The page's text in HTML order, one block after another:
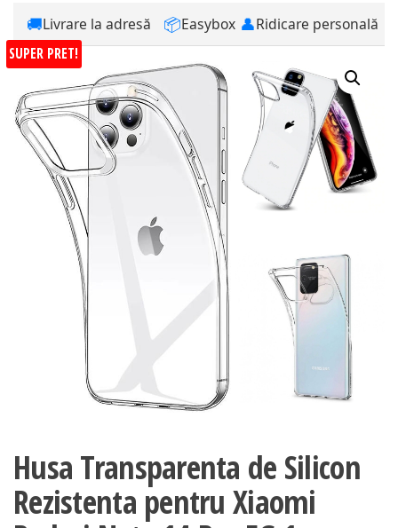
🚚Livrare la adresă 📦Easybox 👤Ridicare personală
SUPER PRET!
Husa Transparenta de Silicon
Rezistenta pentru Xiaomi